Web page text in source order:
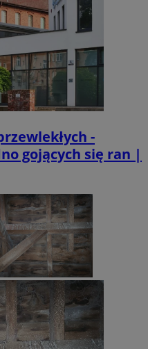
-
gojących się ran |